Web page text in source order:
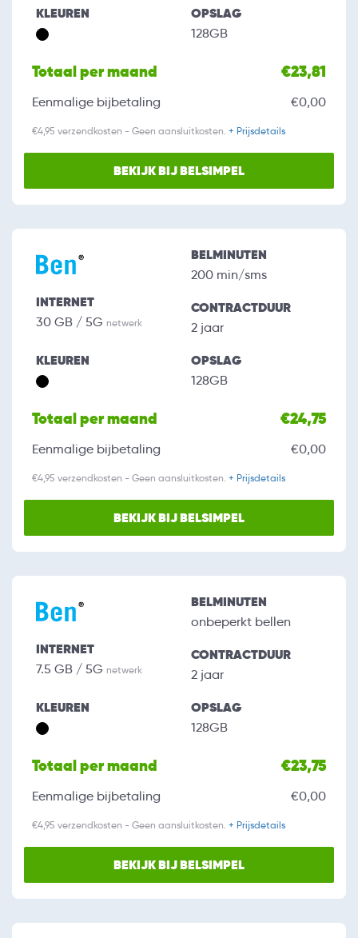
KLEUREN OPSLAG
128GB
Totaal per maand €23,81
Eenmalige bijbetaling €0,00
€4,95 verzendkosten - Geen aansluitkosten. + Prijsdetails
BEKIJK BIJ BELSIMPEL
INTERNET
30 GB / 5G netwerk
BELMINUTEN
200 min/sms
CONTRACTDUUR
2 jaar
KLEUREN OPSLAG
128GB
Totaal per maand €24,75
Eenmalige bijbetaling €0,00
€4,95 verzendkosten - Geen aansluitkosten. + Prijsdetails
BEKIJK BIJ BELSIMPEL
INTERNET
7.5 GB / 5G netwerk
BELMINUTEN
onbeperkt bellen
CONTRACTDUUR
2 jaar
KLEUREN OPSLAG
128GB
Totaal per maand €23,75
Eenmalige bijbetaling €0,00
€4,95 verzendkosten - Geen aansluitkosten. + Prijsdetails
BEKIJK BIJ BELSIMPEL